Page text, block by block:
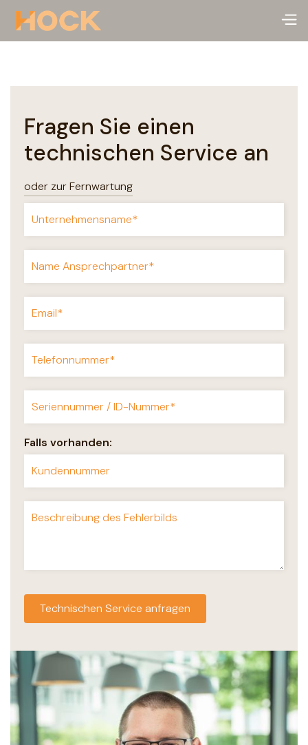
Fragen Sie einen
technischen Service an
oder zur Fernwartung
Falls vorhanden: